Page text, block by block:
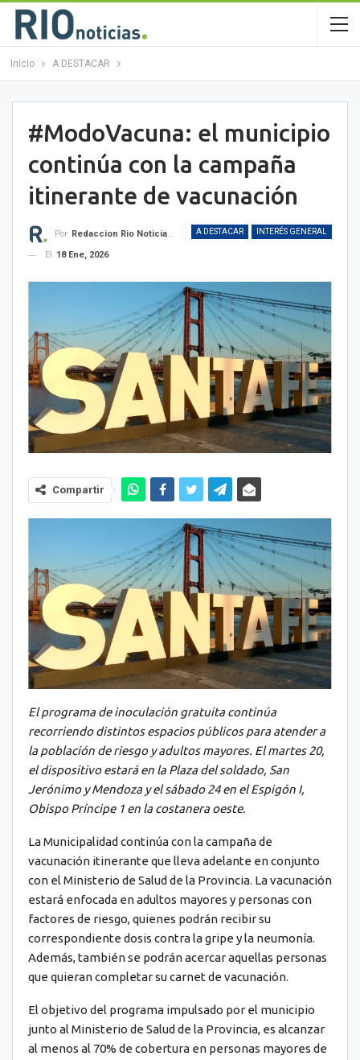
Inicio A DESTACAR
#ModoVacuna: el municipio
continúa con la campaña
itinerante de vacunación
A DESTACAR INTERÉS GENERAL
Por Redaccion Rio Noticias OK
El
18 Ene, 2026
Compartir
El programa de inoculación gratuita continúa
recorriendo distintos espacios públicos para atender a
la población de riesgo y adultos mayores. El martes 20,
el dispositivo estará en la Plaza del soldado, San
Jerónimo y Mendoza y el sábado 24 en el Espigón I,
Obispo Príncipe 1 en la costanera oeste.
La Municipalidad continúa con la campaña de
vacunación itinerante que lleva adelante en conjunto
con el Ministerio de Salud de la Provincia. La vacunación
estará enfocada en adultos mayores y personas con
factores de riesgo, quienes podrán recibir su
correspondiente dosis contra la gripe y la neumonía.
Además, también se podrán acercar aquellas personas
que quieran completar su carnet de vacunación.
El objetivo del programa impulsado por el municipio
junto al Ministerio de Salud de la Provincia, es alcanzar
al menos al 70% de cobertura en personas mayores de